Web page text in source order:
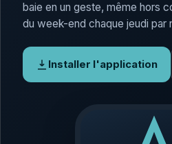
baie en un geste, même hors
du week-end chaque jeudi par
Installer l'application